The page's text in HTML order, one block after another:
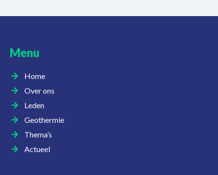
Menu
Home
Over ons
Leden
Geothermie
Thema’s
Actueel